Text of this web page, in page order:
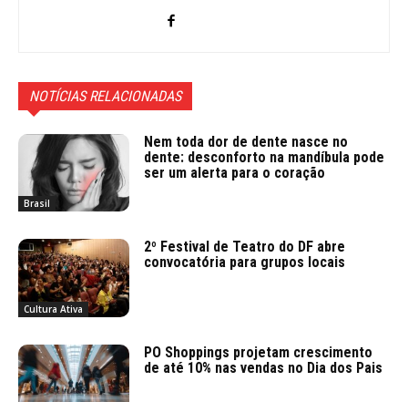
NOTÍCIAS RELACIONADAS
Brasil
Nem toda dor de dente nasce no
dente: desconforto na mandíbula pode
ser um alerta para o coração
Cultura Ativa
2º Festival de Teatro do DF abre
convocatória para grupos locais
PO Shoppings projetam crescimento
de até 10% nas vendas no Dia dos Pais